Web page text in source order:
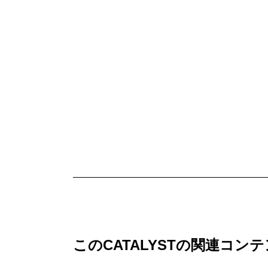
このCATALYSTの関連コン